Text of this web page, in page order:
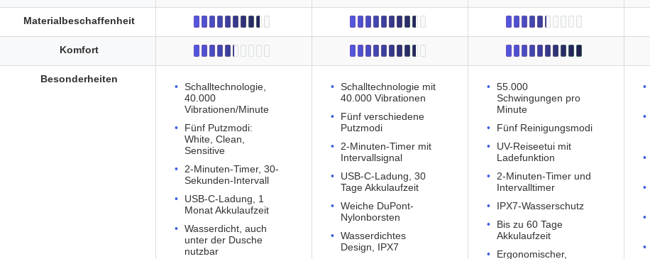
Schalltechnologie,
40.000
Vibrationen/Minute
Fünf Putzmodi:
White, Clean,
Sensitive
2-Minuten-Timer, 30-
Sekunden-Intervall
USB-C-Ladung, 1
Monat Akkulaufzeit
Wasserdicht, auch
unter der Dusche
nutzbar
Schalltechnologie mit
40.000 Vibrationen
Fünf verschiedene
Putzmodi
2-Minuten-Timer mit
Intervallsignal
USB-C-Ladung, 30
Tage Akkulaufzeit
Weiche DuPont-
Nylonborsten
Wasserdichtes
Design, IPX7
55.000
Schwingungen pro
Minute
Fünf Reinigungsmodi
UV-Reiseetui mit
Ladefunktion
2-Minuten-Timer und
Intervalltimer
IPX7-Wasserschutz
Bis zu 60 Tage
Akkulaufzeit
Ergonomischer,
Materialbeschaffenheit
Komfort
Besonderheiten